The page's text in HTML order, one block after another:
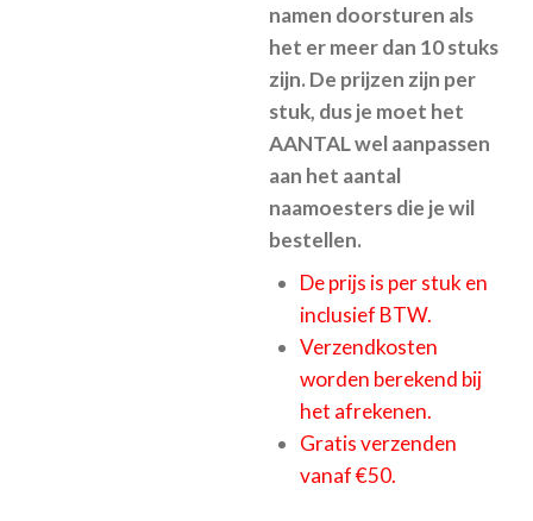
namen doorsturen als
het er meer dan 10 stuks
zijn. De prijzen zijn per
stuk, dus je moet het
AANTAL wel aanpassen
aan het aantal
naamoesters die je wil
bestellen.
De prijs is per stuk en
inclusief BTW.
Verzendkosten
worden berekend bij
het afrekenen.
Gratis verzenden
vanaf €50.